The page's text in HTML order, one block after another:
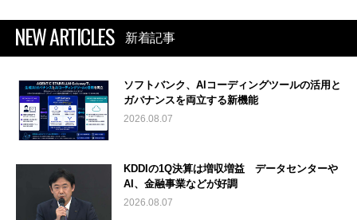
NEW ARTICLES 新着記事
ソフトバンク、AIコーディングツールの活用と
ガバナンスを両立する新機能
2026.08.07
KDDIの1Q決算は増収増益 データセンターや
AI、金融事業などが好調
2026.08.07